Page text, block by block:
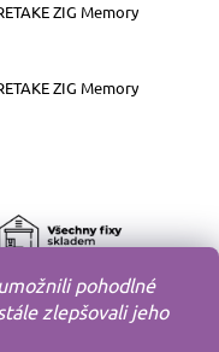
pohodlné
zlepšovali jeho
ZIG Memory
ZIG Memory